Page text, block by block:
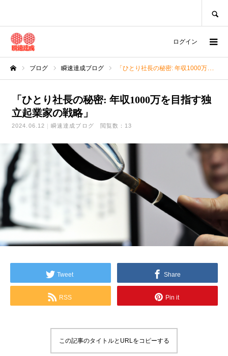
ログイン
ブログ 瞬速達成ブログ 「ひとり社長の秘密: 年収1000万を目指す独立起業家の戦略」
「ひとり社長の秘密: 年収1000万を目指す独
立起業家の戦略」
2024.06.12 瞬速達成ブログ 閲覧数：13
Tweet Share
RSS Pin it
この記事のタイトルとURLをコピーする